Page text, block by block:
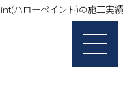
ハローペイント)の施工実績